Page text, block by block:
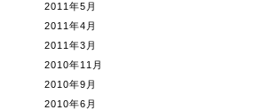
2011年5月
2011年4月
2011年3月
2010年11月
2010年9月
2010年6月